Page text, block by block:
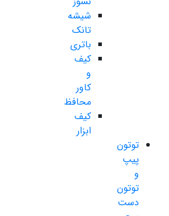
شیشه
تانک
باتری
کیف
و
کاور
محافظ
کیف
ابزار
توتون
پیپ
و
توتون
دست